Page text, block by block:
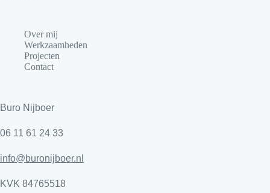
Over mij
Werkzaamheden
Projecten
Contact
Buro Nijboer
06 11 61 24 33
info@buronijboer.nl
KVK 84765518